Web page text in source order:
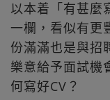
以本着「有甚麼
一欄，看似有更
份滿滿也是與招
樂意給予面試機
何寫好CV？